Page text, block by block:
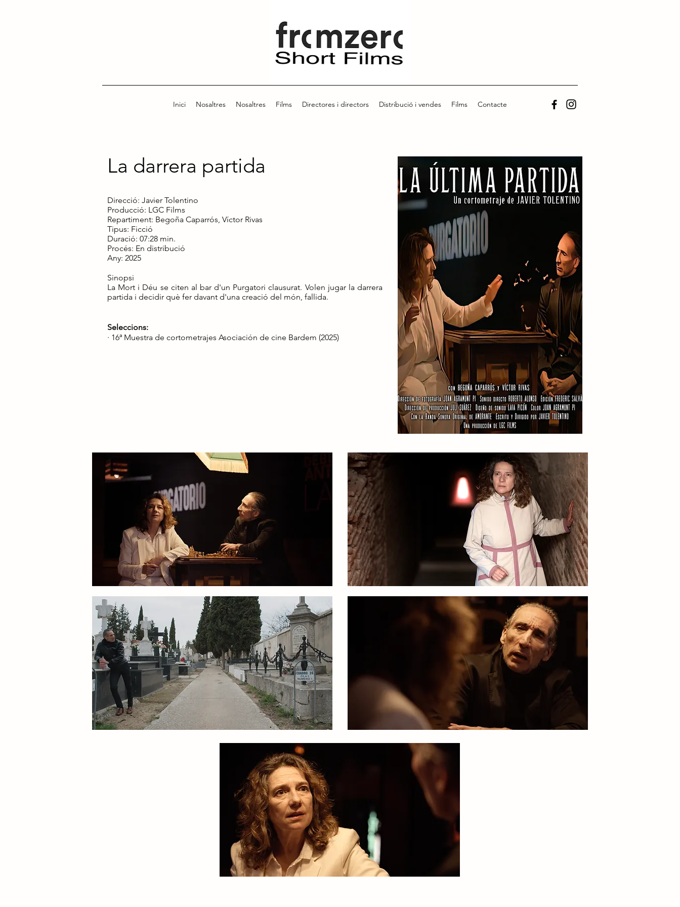
Inici Nosaltres Nosaltres Films Directores i directors Distribució i vendes Films Contacte
La darrera partida
Direcció: Javier Tolentino
Producció: LGC Films
Repartiment: Begoña Caparrós, Víctor Rivas
Tipus: Ficció
Duració: 07:28 min.
Procés: En distribució
Any: 2025
Sinopsi
La Mort i Déu se citen al bar d'un Purgatori clausurat. Volen jugar la darrera
partida i decidir què fer davant d'una creació del món, fallida.
Seleccions:
· 16ª Muestra de cortometrajes Asociación de cine Bardem (2025)